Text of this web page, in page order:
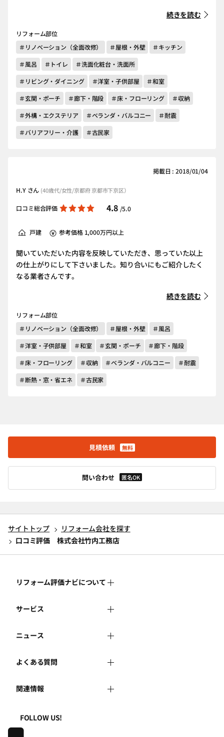
続きを読む
リフォーム部位
＃リノベーション（全面改修）
＃屋根・外壁
＃キッチン
＃風呂
＃トイレ
＃洗面化粧台・洗面所
＃リビング・ダイニング
＃洋室・子供部屋
＃和室
＃玄関・ポーチ
＃廊下・階段 ＃床・フローリング
＃収納
＃外構・エクステリア
＃ベランダ・バルコニー
＃耐震
＃バリアフリー・介護
＃古民家
掲載日 : 2018/01/04
H.Y さん (40歳代/女性/京都府 京都市下京区）
口コミ総合評価 4.8 /5.0
戸建 参考価格 1,000万円以上
聞いていただいた内容を反映していただき、思っていた以上
の仕上がりにして下さいました。知り合いにもご紹介したく
なる業者さんです。
続きを読む
リフォーム部位
＃リノベーション（全面改修）
＃屋根・外壁
＃風呂
＃洋室・子供部屋
＃和室 ＃玄関・ポーチ
＃廊下・階段
＃床・フローリング
＃収納 ＃ベランダ・バルコニー
＃耐震
＃断熱・窓・省エネ
＃古民家
見積依頼 無料
問い合わせ 匿名OK
サイトトップ
リフォーム会社を探す
口コミ評価 株式会社竹内工務店
リフォーム評価ナビについて
リフォーム評価ナビとは
運営体制
はじめての方へ
事務局へのお問い合せ
地域の相談窓口のみなさまへ
サービス
リフォーム会社を探す
リフォーム事例を見る
リフォームを相談する
リフォームを学ぶ
ニュース
新着情報
講習会・セミナー
連携機関・企業・団体トピックス
よくある質問
よくある質問
利用規約
関連情報
一般財団法人住まいづくりナビセンター
FOLLOW US!